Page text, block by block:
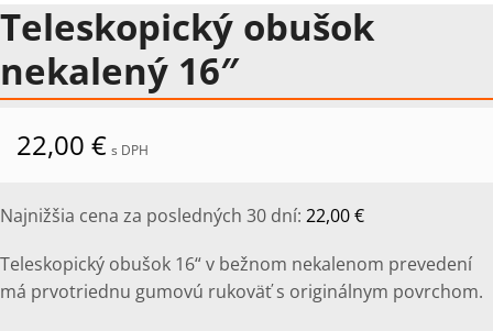
Teleskopický obušok
nekalený 16″
22,00 € s DPH
Najnižšia cena za posledných 30 dní: 22,00€
Teleskopický obušok 16“ v bežnom nekalenom prevedení
má prvotriednu gumovú rukoväť s originálnym povrchom.